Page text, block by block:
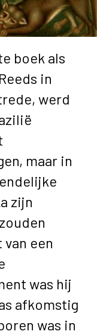
boek als
in
werd
maar in
zijn
een
was hij
afkomstig
was in